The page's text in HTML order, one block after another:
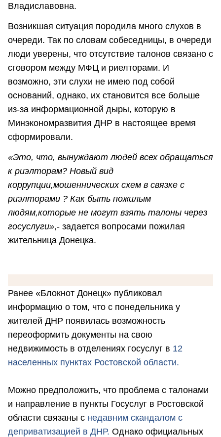
Владиславовна.
Возникшая ситуация породила много слухов в
очереди. Так по словам собеседницы, в очереди
люди уверены, что отсутствие талонов связано с
сговором между МФЦ и риелторами. И
возможно, эти слухи не имею под собой
оснований, однако, их становится все больше
из-за информационной дыры, которую в
Минэкономразвития ДНР в настоящее время
сформировали.
«Это, что, вынуждают людей всех обращаться
к риэлторам? Новый вид
коррупции,мошеннических схем в связке с
риэлторами ? Как быть пожилым
людям,которые не могут взять талоны через
госуслуги»,- задается вопросами пожилая
жительница Донецка.
Ранее «Блокнот Донецк» публиковал
информацию о том, что с понедельника у
жителей ДНР появилась возможность
переоформить документы на свою
недвижимость в отделениях госуслуг в 12
населенных пунктах Ростовской области.
Можно предположить, что проблема с талонами
и направление в пункты Госуслуг в Ростовской
области связаны с недавним скандалом с
деприватизацией в ДНР. Однако официальных